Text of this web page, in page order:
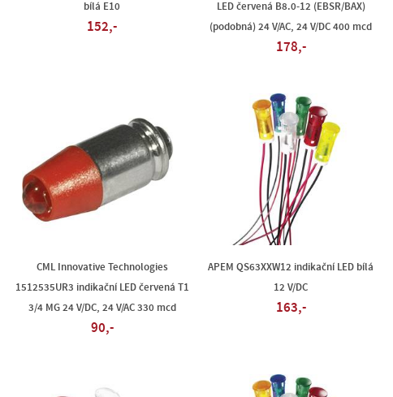
bílá E10
152,-
LED červená B8.0-12 (EBSR/BAX)
(podobná) 24 V/AC, 24 V/DC 400 mcd
178,-
CML Innovative Technologies
1512535UR3 indikační LED červená T1
3/4 MG 24 V/DC, 24 V/AC 330 mcd
90,-
APEM QS63XXW12 indikační LED bílá
12 V/DC
163,-